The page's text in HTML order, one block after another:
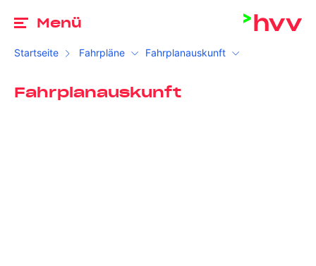
Menü
Startseite Fahrpläne Fahrplanauskunft
Fahrplanauskunft